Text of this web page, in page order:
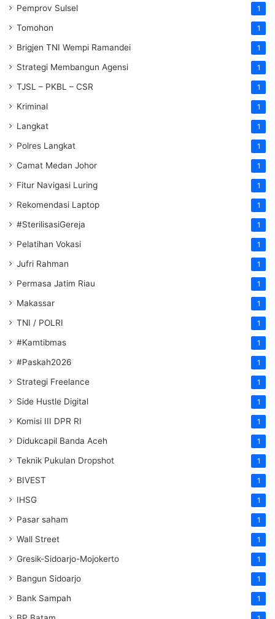
Pemprov Sulsel 1
Tomohon 1
Brigjen TNI Wempi Ramandei 1
Strategi Membangun Agensi 1
TJSL – PKBL – CSR 1
Kriminal 1
Langkat 1
Polres Langkat 1
Camat Medan Johor 1
Fitur Navigasi Luring 1
Rekomendasi Laptop 1
#SterilisasiGereja 1
Pelatihan Vokasi 1
Jufri Rahman 1
Permasa Jatim Riau 1
Makassar 1
TNI / POLRI 1
#Kamtibmas 1
#Paskah2026 1
Strategi Freelance 1
Side Hustle Digital 1
Komisi III DPR RI 1
Didukcapil Banda Aceh 1
Teknik Pukulan Dropshot 1
BIVEST 1
IHSG 1
Pasar saham 1
Wall Street 1
Gresik-Sidoarjo-Mojokerto 1
Bangun Sidoarjo 1
Bank Sampah 1